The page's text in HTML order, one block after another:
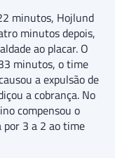
minutos, Hojlund
minutos depois,
ao placar. O
minutos, o time
a expulsão de
a cobrança. No
compensou o
3 a 2 ao time